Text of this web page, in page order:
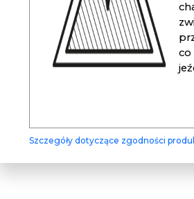
co
Szczegóły dotyczące zgodności